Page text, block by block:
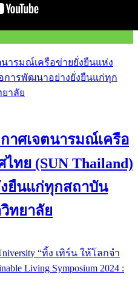
าศเจตนารมณ์เครือ
ทย (SUN Thailand)
ยืนแก่ทุกสถาบัน
ทยาลัย